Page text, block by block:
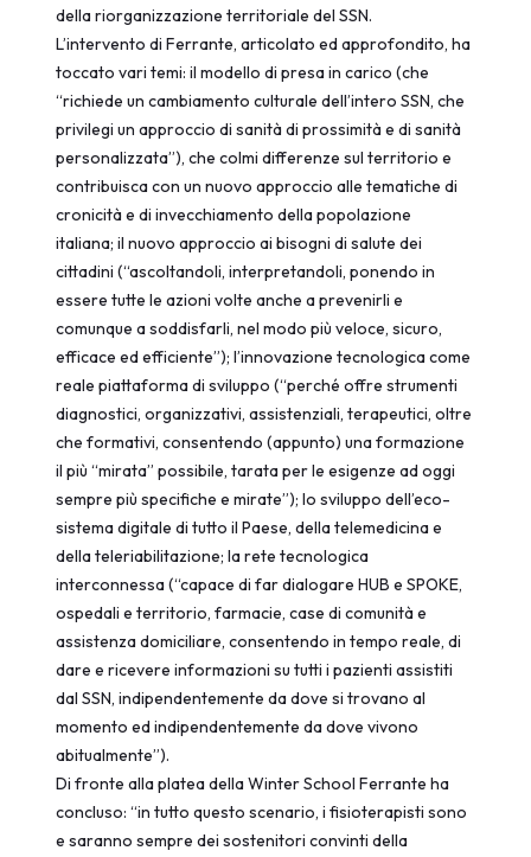
della riorganizzazione territoriale del SSN.
L’intervento di Ferrante, articolato ed approfondito, ha
toccato vari temi: il modello di presa in carico (che
“richiede un cambiamento culturale dell’intero SSN, che
privilegi un approccio di sanità di prossimità e di sanità
personalizzata”), che colmi differenze sul territorio e
contribuisca con un nuovo approccio alle tematiche di
cronicità e di invecchiamento della popolazione
italiana; il nuovo approccio ai bisogni di salute dei
cittadini (“ascoltandoli, interpretandoli, ponendo in
essere tutte le azioni volte anche a prevenirli e
comunque a soddisfarli, nel modo più veloce, sicuro,
efficace ed efficiente”); l’innovazione tecnologica come
reale piattaforma di sviluppo (“perché offre strumenti
diagnostici, organizzativi, assistenziali, terapeutici, oltre
che formativi, consentendo (appunto) una formazione
il più “mirata” possibile, tarata per le esigenze ad oggi
sempre più specifiche e mirate”); lo sviluppo dell’eco-
sistema digitale di tutto il Paese, della telemedicina e
della teleriabilitazione; la rete tecnologica
interconnessa (“capace di far dialogare HUB e SPOKE,
ospedali e territorio, farmacie, case di comunità e
assistenza domiciliare, consentendo in tempo reale, di
dare e ricevere informazioni su tutti i pazienti assistiti
dal SSN, indipendentemente da dove si trovano al
momento ed indipendentemente da dove vivono
abitualmente”).
Di fronte alla platea della Winter School Ferrante ha
concluso: “in tutto questo scenario, i fisioterapisti sono
e saranno sempre dei sostenitori convinti della